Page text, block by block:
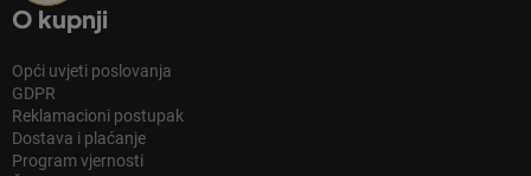
O kupnji
Opći uvjeti poslovanja
GDPR
Reklamacioni postupak
Dostava i plaćanje
Program vjernosti